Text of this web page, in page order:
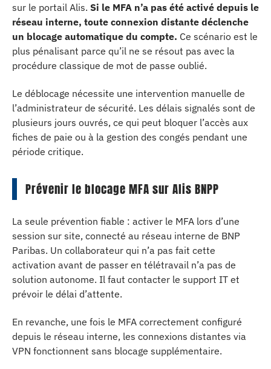
sur le portail Alis. Si le MFA n’a pas été activé depuis le
réseau interne, toute connexion distante déclenche
un blocage automatique du compte. Ce scénario est le
plus pénalisant parce qu’il ne se résout pas avec la
procédure classique de mot de passe oublié.
Le déblocage nécessite une intervention manuelle de
l’administrateur de sécurité. Les délais signalés sont de
plusieurs jours ouvrés, ce qui peut bloquer l’accès aux
fiches de paie ou à la gestion des congés pendant une
période critique.
Prévenir le blocage MFA sur Alis BNPP
La seule prévention fiable : activer le MFA lors d’une
session sur site, connecté au réseau interne de BNP
Paribas. Un collaborateur qui n’a pas fait cette
activation avant de passer en télétravail n’a pas de
solution autonome. Il faut contacter le support IT et
prévoir le délai d’attente.
En revanche, une fois le MFA correctement configuré
depuis le réseau interne, les connexions distantes via
VPN fonctionnent sans blocage supplémentaire.